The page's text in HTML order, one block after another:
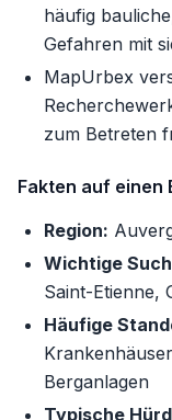
häufig
Gefahren mit
MapUrbex
zum Betreten
Fakten auf einen
Region:
Wichtige
Saint-Etienne,
Häufige
Berganlagen
Typische